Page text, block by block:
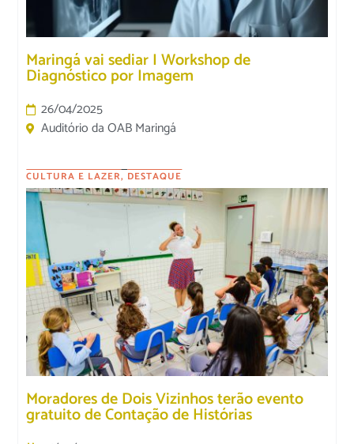
Maringá vai sediar I Workshop de
Diagnóstico por Imagem
26/04/2025
Auditório da OAB Maringá
CULTURA E LAZER, DESTAQUE
Moradores de Dois Vizinhos terão evento
gratuito de Contação de Histórias